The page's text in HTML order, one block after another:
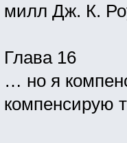
милл Дж. К.
Глава 16
… но я
компенсирую